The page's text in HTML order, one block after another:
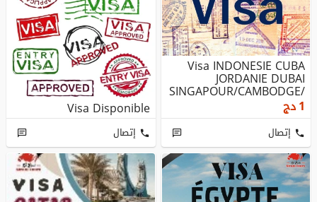
Visa INDONESIE CUBA
JORDANIE DUBAI
SINGAPOUR/CAMBODGE/
AZERBAIJAN/TANZA...
1دج
إتصال
Visa Disponible
إتصال